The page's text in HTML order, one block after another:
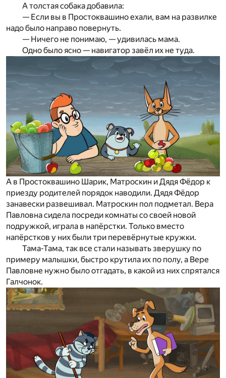
А толстая собака добавила:
— Если вы в Простоквашино ехали, вам на развилке
надо было направо повернуть.
— Ничего не понимаю, — удивилась мама.
Одно было ясно — навигатор завёл их не туда.
А в Простоквашино Шарик, Матроскин и Дядя Фёдор к
приезду родителей порядок наводили. Дядя Фёдор
занавески развешивал. Матроскин пол подметал. Вера
Павловна сидела посреди комнаты со своей новой
подружкой, играла в напёрстки. Только вместо
напёрстков у них были три перевёрнутые кружки.
Тама-Тама, так все стали называть зверушку по
примеру малышки, быстро крутила их по полу, а Вере
Павловне нужно было отгадать, в какой из них спрятался
Галчонок.